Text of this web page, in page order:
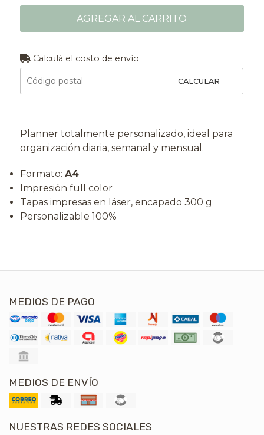
AGREGAR AL CARRITO
Calculá el costo de envío
CALCULAR
Planner totalmente personalizado, ideal para
organización diaria, semanal y mensual.
Formato: A4
Impresión full color
Tapas impresas en láser, encapado 300 g
Personalizable 100%
MEDIOS DE PAGO
MEDIOS DE ENVÍO
NUESTRAS REDES SOCIALES